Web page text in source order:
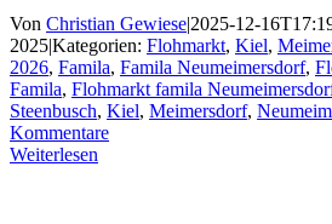
Von Christian Gewiese|2025-12-
2025|Kategorien: Flohmarkt, Kiel,
2026, Famila, Famila Neumeimersdorf,
Famila, Flohmarkt famila
Steenbusch, Kiel, Meimersdorf,
Kommentare
Weiterlesen